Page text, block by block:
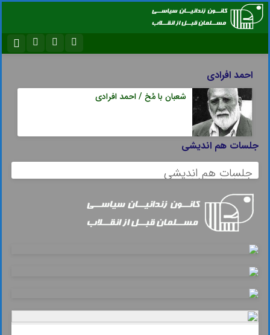
سروش
ایتا
آپارات
مرا به خاطر بسپار
احمد افرادی
شعبان با مُخ / احمد افرادی
جلسات هم اندیشی
جلسات هم اندیشی